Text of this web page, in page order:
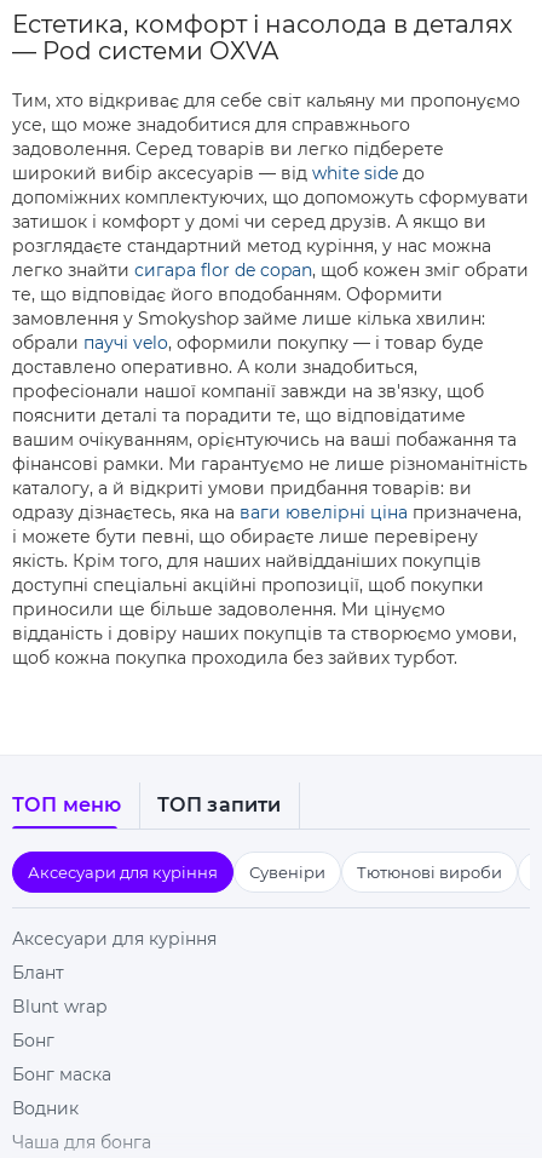
Естетика, комфорт і насолода в деталях
— Pod системи OXVA
Тим, хто відкриває для себе світ кальяну ми пропонуємо
усе, що може знадобитися для справжнього
задоволення. Серед товарів ви легко підберете
широкий вибір аксесуарів — від white side до
допоміжних комплектуючих, що допоможуть сформувати
затишок і комфорт у домі чи серед друзів. А якщо ви
розглядаєте стандартний метод куріння, у нас можна
легко знайти сигара flor de copan, щоб кожен зміг обрати
те, що відповідає його вподобанням. Оформити
замовлення у Smokyshop займе лише кілька хвилин:
обрали паучі velo, оформили покупку — і товар буде
доставлено оперативно. А коли знадобиться,
професіонали нашої компанії завжди на зв'язку, щоб
пояснити деталі та порадити те, що відповідатиме
вашим очікуванням, орієнтуючись на ваші побажання та
фінансові рамки. Ми гарантуємо не лише різноманітність
каталогу, а й відкриті умови придбання товарів: ви
одразу дізнаєтесь, яка на ваги ювелірні ціна призначена,
і можете бути певні, що обираєте лише перевірену
якість. Крім того, для наших найвідданіших покупців
доступні спеціальні акційні пропозиції, щоб покупки
приносили ще більше задоволення. Ми цінуємо
відданість і довіру наших покупців та створюємо умови,
щоб кожна покупка проходила без зайвих турбот.
ТОП меню ТОП запити
Аксесуари для куріння Сувеніри Тютюнові вироби
Аксесуари для куріння
Блант
Blunt wrap
Бонг
Бонг маска
Водник
Чаша для бонга